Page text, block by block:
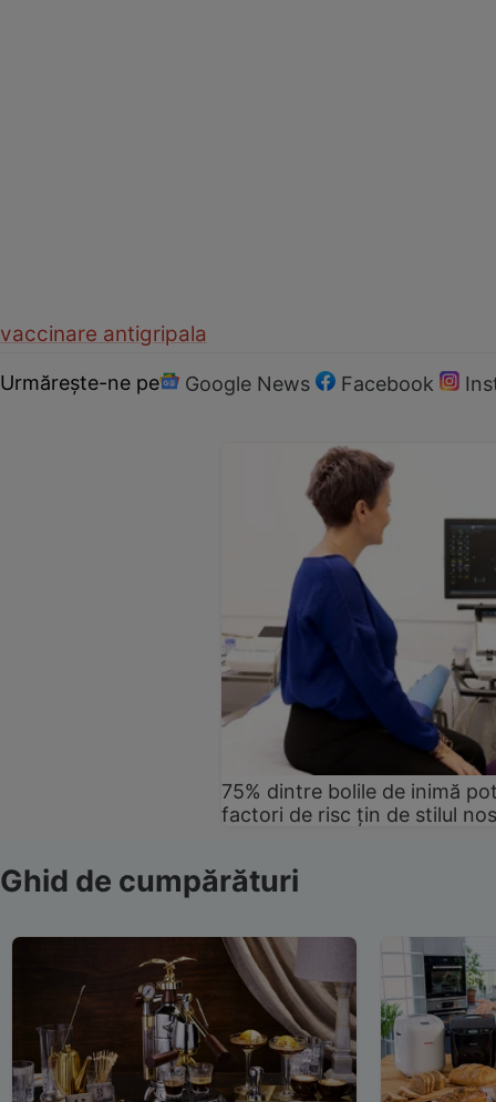
vaccinare antigripala
Urmărește-ne pe Google News Facebook
75% dintre bolile de inimă
factori de risc țin de stilul
Ghid de cumpărături